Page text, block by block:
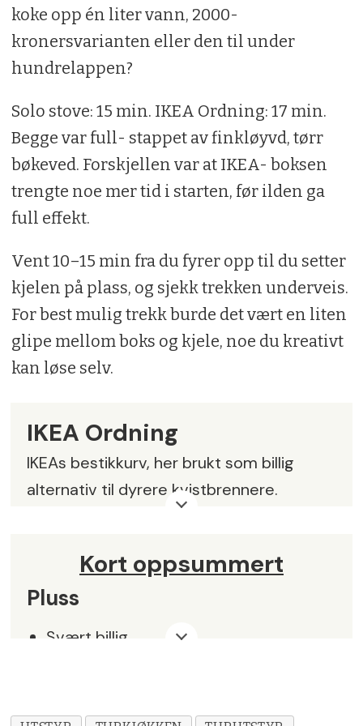
koke opp én liter vann, 2000-
kronersvarianten eller den til under
hundrelappen?
Solo stove: 15 min. IKEA Ordning: 17 min.
Begge var full- stappet av finkløyvd, tørr
bøkeved. Forskjellen var at IKEA- boksen
trengte noe mer tid i starten, før ilden ga
full effekt.
Vent 10–15 min fra du fyrer opp til du setter
kjelen på plass, og sjekk trekken underveis.
For best mulig trekk burde det vært en liten
glipe mellom boks og kjele, noe du kreativt
kan løse selv.
IKEA Ordning
IKEAs bestikkurv, her brukt som billig
alternativ til dyrere kvistbrennere.
Størrelse:18 x 12 cm Materiale: Rustfritt
stål
Pris:kr 79,-
Kort oppsummert
Pluss
Svært billig
Fungerer utmerket til sitt bruk